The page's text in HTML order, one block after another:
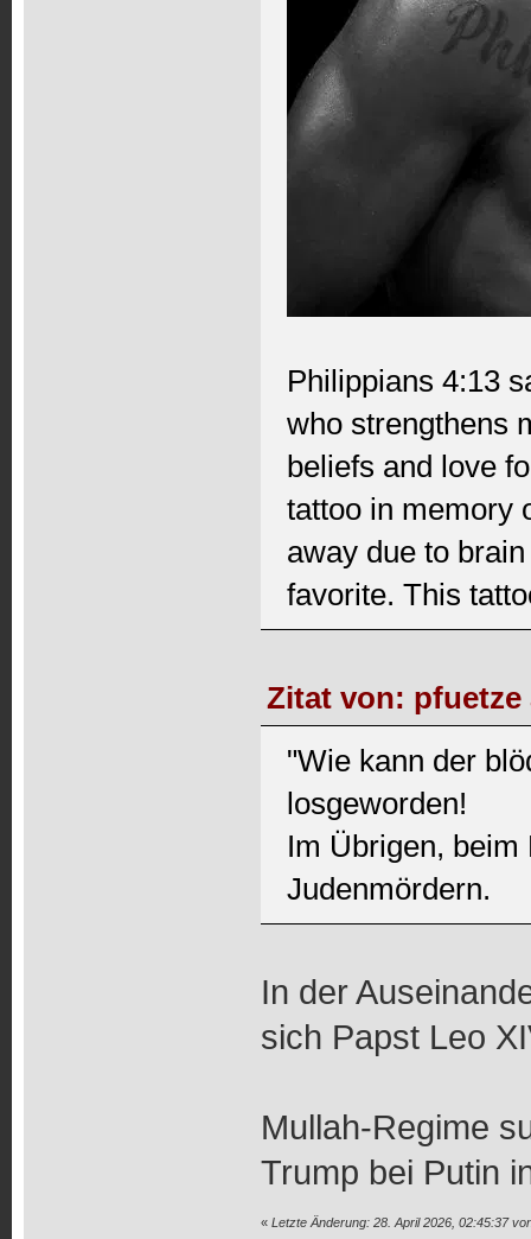
Philippians 4:13
who strengthens
beliefs and love
tattoo in memory
away due to
favorite. This
Zitat von: pfuetze
"Wie kann der
losgeworden!
Im Übrigen,
Judenmördern.
In der
sich Papst Leo
Mullah-Regime
Trump bei Putin
« Letzte Änderung: 28. April 2026, 02:45:37